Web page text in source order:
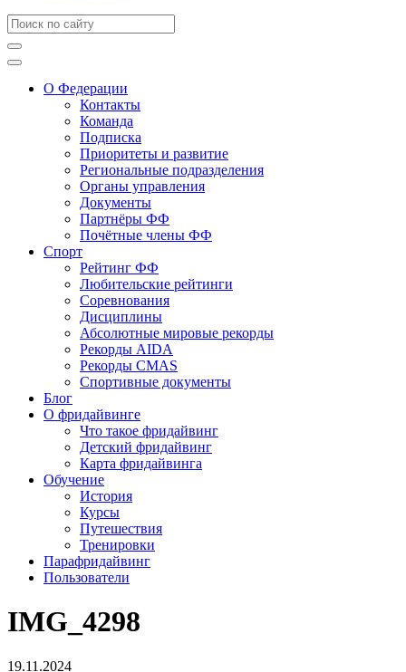
О Федерации
Контакты
Команда
Подписка
Приоритеты и развитие
Региональные подразделения
Органы управления
Документы
Партнёры ФФ
Почётные члены ФФ
Спорт
Рейтинг ФФ
Любительские рейтинги
Соревнования
Дисциплины
Абсолютные мировые рекорды
Рекорды AIDA
Рекорды CMAS
Спортивные документы
Блог
О фридайвинге
Что такое фридайвинг
Детский фридайвинг
Карта фридайвинга
Обучение
История
Курсы
Путешествия
Тренировки
Парафридайвинг
Пользователи
IMG_4298
19.11.2024